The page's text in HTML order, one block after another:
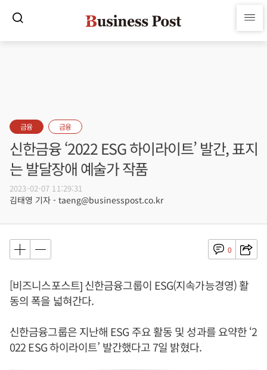
금융 금융
신한금융 ‘2022 ESG 하이라이트’ 발간, 표지
는 발달장애 예술가 작품
2023-02-07 11:29:31
김태영 기자 - taeng@businesspost.co.kr
0
[비즈니스포스트] 신한금융그룹이 ESG(지속가능경영) 활
동의 폭을 넓혀간다.
신한금융그룹은 지난해 ESG 주요 활동 및 성과를 요약한 ‘2
022 ESG 하이라이트’ 발간했다고 7일 밝혔다.